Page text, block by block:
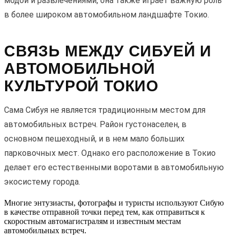
в более широком автомобильном ландшафте Токио.
СВЯЗЬ МЕЖДУ СИБУЕЙ И
АВТОМОБИЛЬНОЙ
КУЛЬТУРОЙ ТОКИО
Сама Сибуя не является традиционным местом для
автомобильных встреч. Район густонаселен, в
основном пешеходный, и в нем мало больших
парковочных мест. Однако его расположение в Токио
делает его естественными воротами в автомобильную
экосистему города.
Многие энтузиасты, фотографы и туристы используют Сибую
в качестве отправной точки перед тем, как отправиться к
скоростным автомагистралям и известным местам
автомобильных встреч.